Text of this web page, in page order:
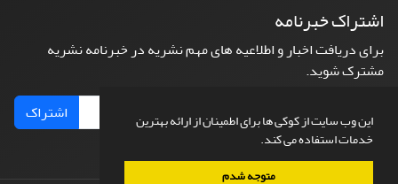
این وب سایت از کوکی ها برای اطمینان از ارائه بهترین
خدمات استفاده می کند.
متوجه شدم
اشتراک خبرنامه
برای دریافت اخبار و اطلاعیه های مهم نشریه در خبرنامه نشریه
مشترک شوید.
اشتراک